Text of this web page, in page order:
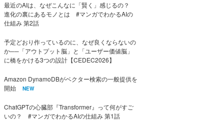
最近のAIは、なぜこんなに「賢く」感じるの？
進化の裏にあるモノとは #マンガでわかるAIの
仕組み 第2話
予定どおり作っているのに、なぜ良くならないの
か──「アウトプット脳」と「ユーザー価値脳」
に橋をかける3つの設計【CEDEC2026】
Amazon DynamoDBがベクター検索の一般提供を
開始
NEW
ChatGPTの心臓部『Transformer』って何がすご
いの？ #マンガでわかるAIの仕組み 第1話